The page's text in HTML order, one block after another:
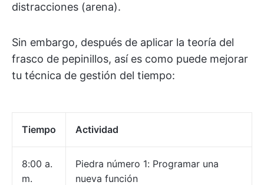
distracciones (arena).
Sin embargo, después de aplicar la teoría del
frasco de pepinillos, así es como puede mejorar
tu técnica de gestión del tiempo:
Tiempo Actividad
8:00 a.
m.
Piedra número 1: Programar una
nueva función